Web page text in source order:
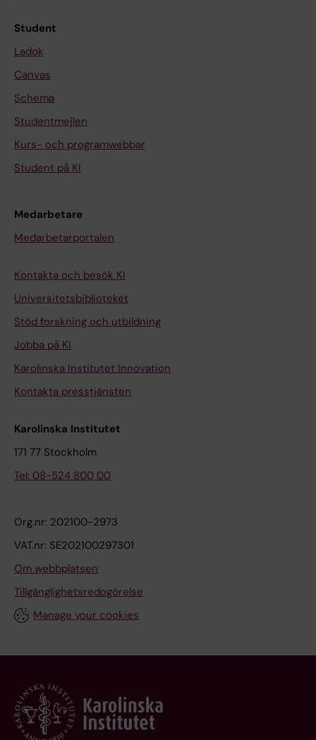
Student
Ladok
Canvas
Schema
Studentmejlen
Kurs- och programwebbar
Student på KI
Medarbetare
Medarbetarportalen
Kontakta och besök KI
Universitetsbiblioteket
Stöd forskning och utbildning
Jobba på KI
Karolinska Institutet Innovation
Kontakta presstjänsten
Karolinska Institutet
171 77 Stockholm
Tel: 08-524 800 00
Org.nr: 202100-2973
VAT.nr: SE202100297301
Om webbplatsen
Tillgänglighetsredogörelse
Manage your cookies